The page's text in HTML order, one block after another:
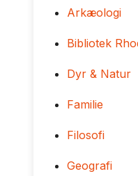
Arkæologi
Bibliotek
Dyr & Natur
Familie
Filosofi
Geografi